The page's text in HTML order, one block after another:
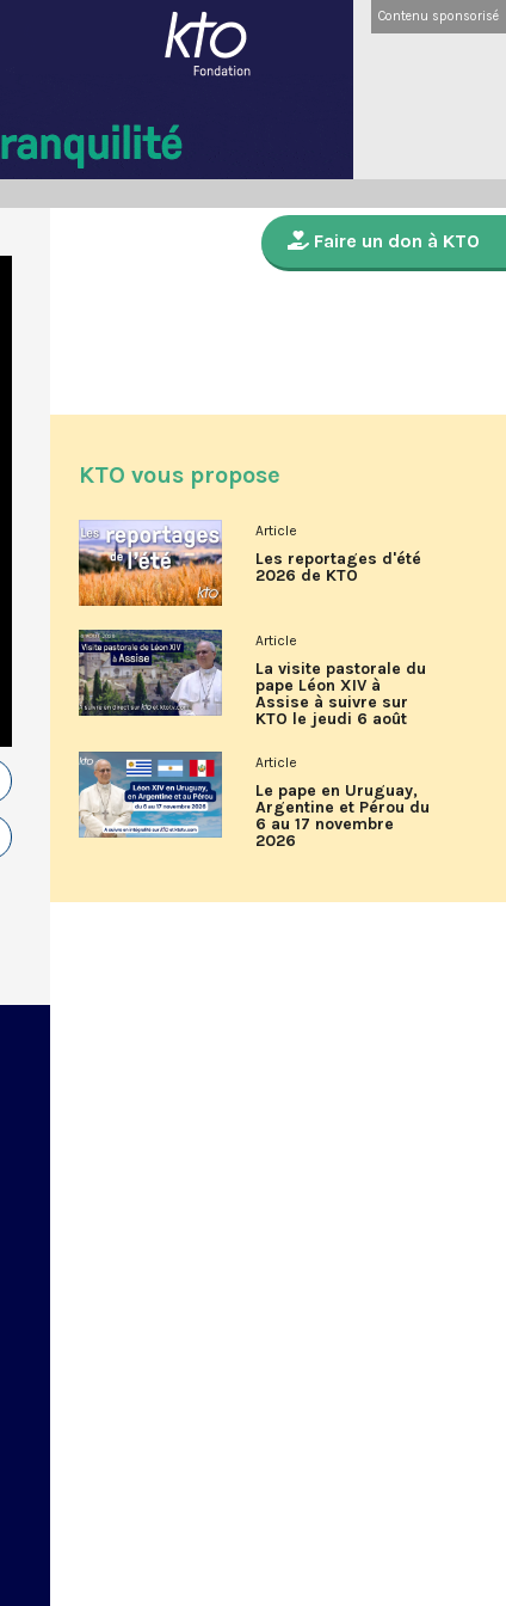
Contenu sponsorisé
Faire un don à KTO
KTO vous propose
Article
Les reportages d'été
2026 de KTO
Article
La visite pastorale du
pape Léon XIV à
Assise à suivre sur
KTO le jeudi 6 août
Article
Le pape en Uruguay,
Argentine et Pérou du
6 au 17 novembre
2026